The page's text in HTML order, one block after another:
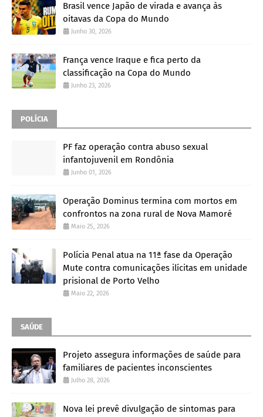
Brasil vence Japão de virada e avança às
oitavas da Copa do Mundo
Junho 30, 2026
França vence Iraque e fica perto da
classificação na Copa do Mundo
Junho 23, 2026
POLÍCIA
PF faz operação contra abuso sexual
infantojuvenil em Rondônia
Junho 01, 2026
Operação Dominus termina com mortos em
confrontos na zona rural de Nova Mamoré
Maio 25, 2026
Polícia Penal atua na 11ª fase da Operação
Mute contra comunicações ilícitas em unidade
prisional de Porto Velho
Maio 22, 2026
SAÚDE
Projeto assegura informações de saúde para
familiares de pacientes inconscientes
Julho 28, 2026
Nova lei prevê divulgação de sintomas para